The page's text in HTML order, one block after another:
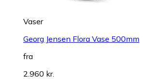
Vaser
Georg Jensen Flora Vase 500mm
fra
2.960 kr.